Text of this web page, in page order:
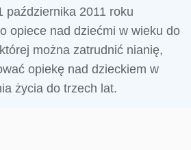
października 2011 roku
opiece nad dziećmi w wieku do
można zatrudnić nianię,
opiekę nad dzieckiem w
życia do trzech lat.